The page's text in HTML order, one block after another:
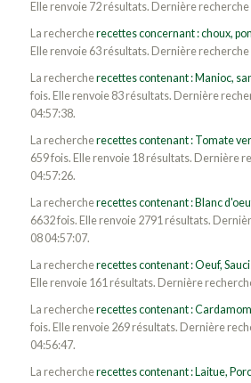
Elle renvoie 72 résultats. Dernière
La rechercherecettes concernant : choux,
Elle renvoie 63 résultats. Dernière
La rechercherecettes contenant : Manioc,
fois. Elle renvoie 83 résultats. Dernière
04:57:38.
La rechercherecettes contenant : Tomate
659 fois. Elle renvoie 18 résultats. Dernière
04:57:26.
La rechercherecettes contenant : Blanc
6632 fois. Elle renvoie 2791 résultats.
08 04:57:07.
La rechercherecettes contenant : Oeuf,
Elle renvoie 161 résultats. Dernière
La rechercherecettes contenant :
fois. Elle renvoie 269 résultats. Dernière
04:56:47.
La rechercherecettes contenant : Laitue, Porc